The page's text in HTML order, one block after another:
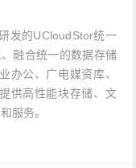
发的UCloudStor统一
融合统一的数据存储
办公、广电媒资库、
供高性能块存储、文
服务。